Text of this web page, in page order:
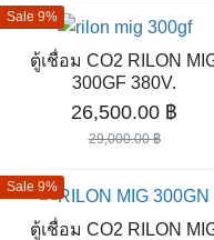
Sale 9%
ตู้เชื่อม CO2 RILON
300GF 380V.
29,000.00฿
Original
price
29,000.00 ฿.
26,500.00 ฿
Sale 9%
ตู้เชื่อม CO2 RILON